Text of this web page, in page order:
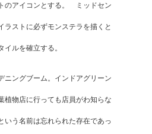
のアイコンとする。 ミッドセン
ラストに必ずモンステラを描くと
イルを確立する。
ニングブーム。インドアグリーン
植物店に行っても店員がわ知らな
いう名前は忘れられた存在であっ